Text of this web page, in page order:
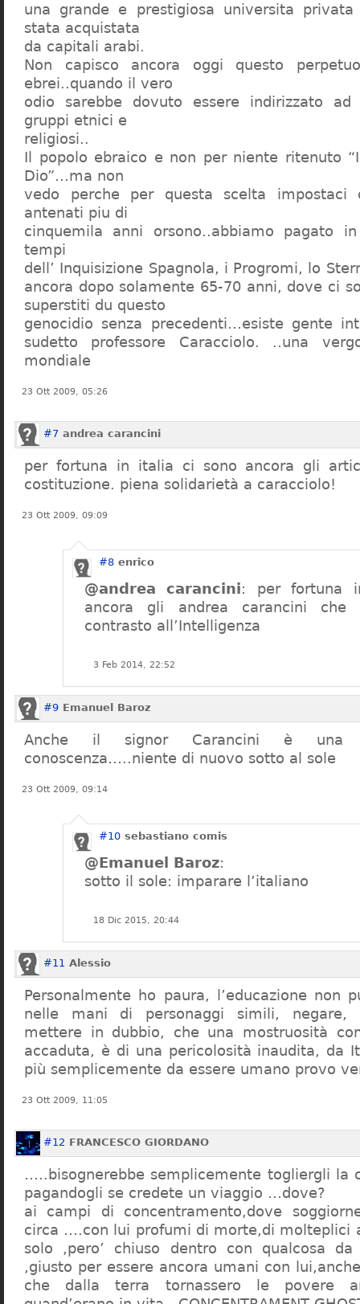
una grande e prestigiosa universita
stata acquistata
da capitali arabi.
Non capisco ancora oggi questo
ebrei..quando il vero
odio sarebbe dovuto essere indirizzato
gruppi etnici e
religiosi..
Il popolo ebraico e non per niente ritenuto
Dio”…ma non
vedo perche per questa scelta
antenati piu di
cinquemila anni orsono..abbiamo pagato
tempi
dell’ Inquisizione Spagnola, i Progromi, lo
ancora dopo solamente 65-70 anni, dove ci
superstiti du questo
genocidio senza precedenti…esiste gente
sudetto professore Caracciolo. ..una
mondiale
23 Ott 2009, 05:26
#7 andrea carancini
per fortuna in italia ci sono ancora gli
costituzione. piena solidarietà a caracciolo!
23 Ott 2009, 09:09
#8 enrico
@andrea carancini: per fortuna
ancora gli andrea carancini
contrasto all’Intelligenza
3 Feb 2014, 22:52
#9 Emanuel Baroz
Anche il signor Carancini è una
conoscenza…..niente di nuovo sotto al sole
23 Ott 2009, 09:14
#10 sebastiano comis
@Emanuel Baroz:
sotto il sole: imparare l’italiano
18 Dic 2015, 20:44
#11 Alessio
Personalmente ho paura, l’educazione non
nelle mani di personaggi simili, negare,
mettere in dubbio, che una mostruosità
accaduta, è di una pericolosità inaudita, da
più semplicemente da essere umano provo
23 Ott 2009, 11:05
#12 FRANCESCO GIORDANO
…..bisognerebbe semplicemente togliergli la
pagandogli se credete un viaggio …dove?
ai campi di concentramento,dove
circa ….con lui profumi di morte,di molteplici
solo ,pero’ chiuso dentro con qualcosa
,giusto per essere ancora umani con
che dalla terra tornassero le povere